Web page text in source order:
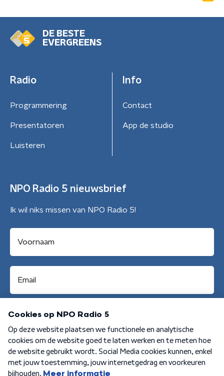
DE BESTE
EVERGREENS
Radio
Programmering
Presentatoren
Luisteren
Info
Contact
App de studio
NPO Radio 5 nieuwsbrief
Ik wil niks missen van NPO Radio 5!
Aanmelden
Algemene voorwaarden Privacybeleid